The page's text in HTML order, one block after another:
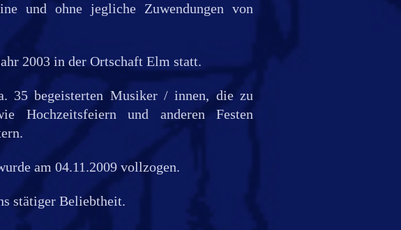
und ohne jegliche Zuwendungen von
2003 in der Ortschaft Elm statt.
35 begeisterten Musiker / innen, die zu
Hochzeitsfeiern und anderen Festen
am 04.11.2009 vollzogen.
stätiger Beliebtheit.